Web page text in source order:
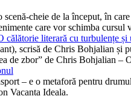
cheie de la început, în
care vor schimba
călătorie literară cu turbulențe și
scrisă de Chris Bohjalian
de zbor” de Chris Bohjalian
– e o metaforă pentru
Vacanta Ideala.